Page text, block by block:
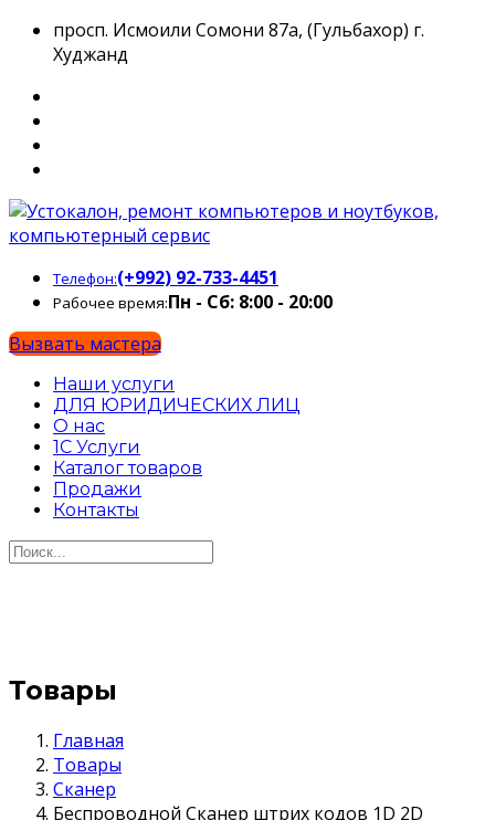
просп. Исмоили Сомони 87а, (Гульбахор) г.
Худжанд
Телефон:(+992) 92-733-4451
Рабочее время:Пн - Сб: 8:00 - 20:00
Вызвать мастера
Наши услуги
ДЛЯ ЮРИДИЧЕСКИХ ЛИЦ
О нас
1С Услуги
Каталог товаров
Продажи
Контакты
Товары
Главная
Товары
Сканер
Беспроводной Сканер штрих кодов 1D 2D